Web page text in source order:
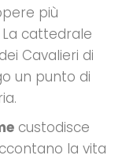
più
La cattedrale
Cavalieri di
un punto di
custodisce
la vita